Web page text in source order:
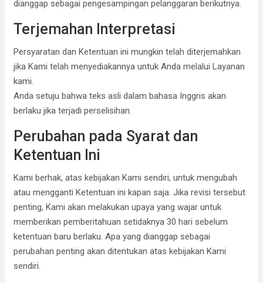
dianggap sebagai pengesampingan pelanggaran berikutnya.
Terjemahan Interpretasi
Persyaratan dan Ketentuan ini mungkin telah diterjemahkan
jika Kami telah menyediakannya untuk Anda melalui Layanan
kami.
Anda setuju bahwa teks asli dalam bahasa Inggris akan
berlaku jika terjadi perselisihan.
Perubahan pada Syarat dan
Ketentuan Ini
Kami berhak, atas kebijakan Kami sendiri, untuk mengubah
atau mengganti Ketentuan ini kapan saja. Jika revisi tersebut
penting, Kami akan melakukan upaya yang wajar untuk
memberikan pemberitahuan setidaknya 30 hari sebelum
ketentuan baru berlaku. Apa yang dianggap sebagai
perubahan penting akan ditentukan atas kebijakan Kami
sendiri.